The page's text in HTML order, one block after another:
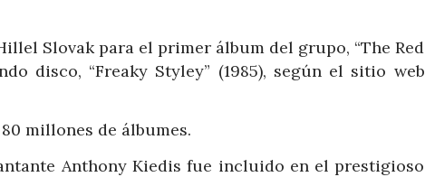
Slovak para el primer álbum del grupo, “The Red
disco, “Freaky Styley” (1985), según el sitio web
millones de álbumes.
Anthony Kiedis fue incluido en el prestigioso